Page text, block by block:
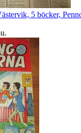
5 böcker,
.